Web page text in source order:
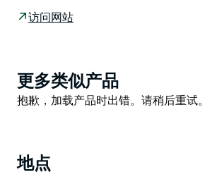
英亩 - 大约在悉尼和布里斯班之间，距
我们一直在建设和发展。我们仍在进行
Brumbies 掌管着这个地方。他们很友好
多不同种类的鸟类，包括广受喜爱的黑
这里数量众多。我们还看到了海龟、皱
访问网站
Product
List
更多类似产品
Product
抱歉，加载产品时出错。请稍后重试。
地点